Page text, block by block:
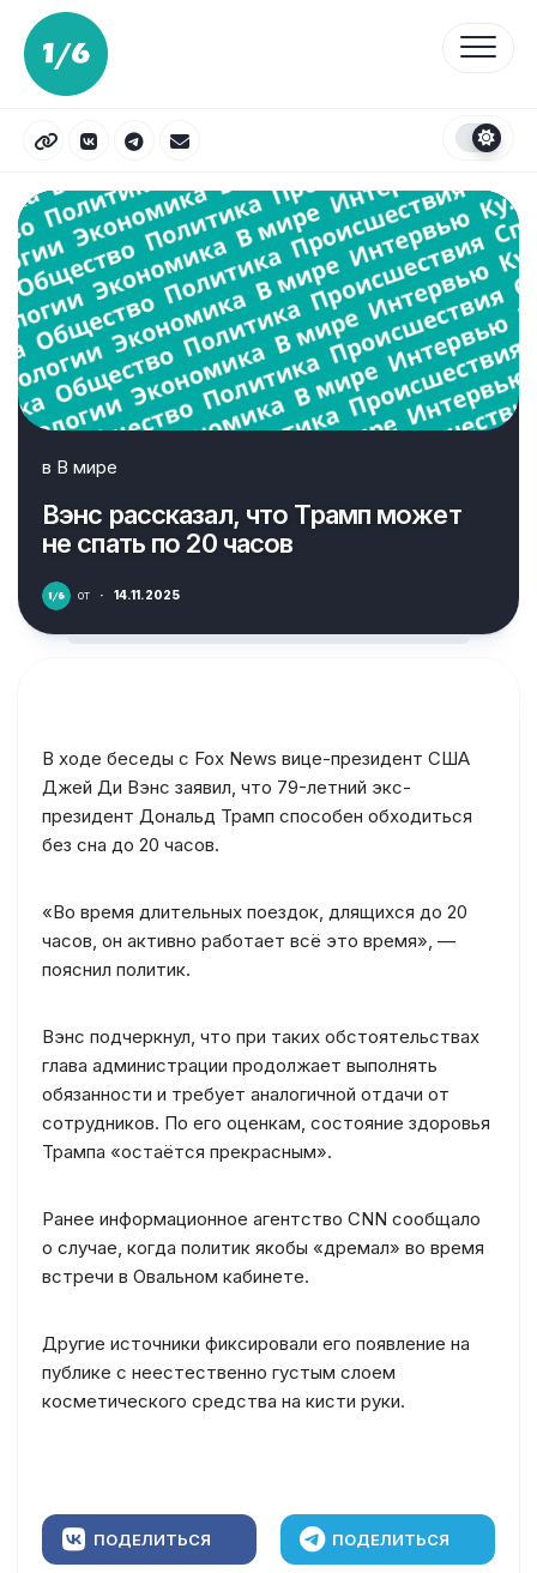
Перейти
содержанию
в В мире
Вэнс рассказал, что Трамп может
не спать по 20 часов
от · 14.11.2025
В ходе беседы с Fox News вице-президент США
Джей Ди Вэнс заявил, что 79-летний экс-
президент Дональд Трамп способен обходиться
без сна до 20 часов.
«Во время длительных поездок, длящихся до 20
часов, он активно работает всё это время», —
пояснил политик.
Вэнс подчеркнул, что при таких обстоятельствах
глава администрации продолжает выполнять
обязанности и требует аналогичной отдачи от
сотрудников. По его оценкам, состояние здоровья
Трампа «остаётся прекрасным».
Ранее информационное агентство CNN сообщало
о случае, когда политик якобы «дремал» во время
встречи в Овальном кабинете.
Другие источники фиксировали его появление на
публике с неестественно густым слоем
косметического средства на кисти руки.
ПОДЕЛИТЬСЯ ПОДЕЛИТЬСЯ